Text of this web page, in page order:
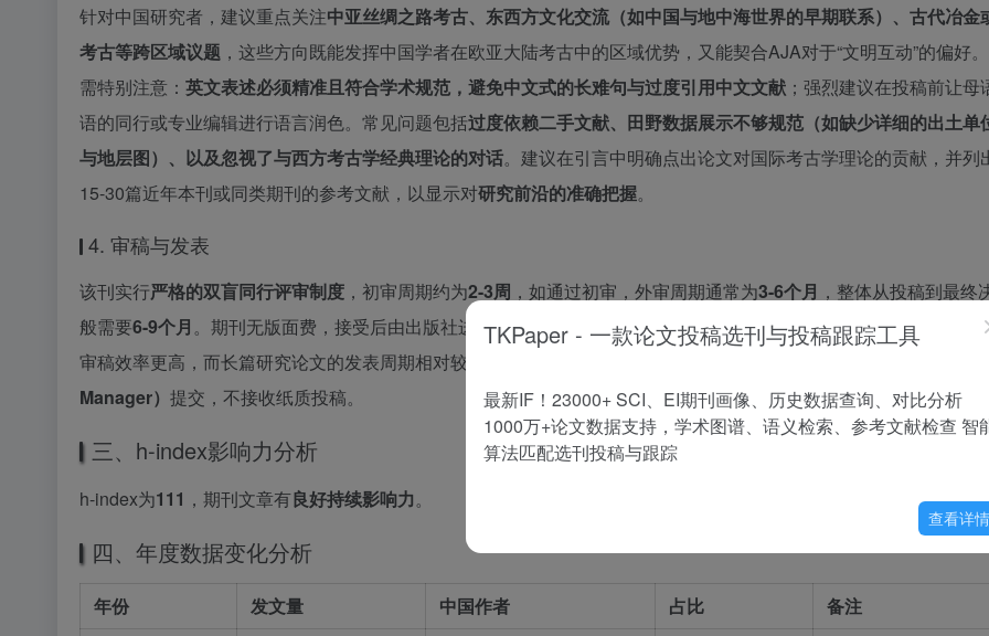
针对中国研究者，建议重点关注中亚丝绸之路考古、东西方文化交流（如中国与地中海世界的早期联系）、古代冶金
考古等跨区域议题 ，这些方向既能发挥中国学者在欧亚大陆考古中的区域优势，又能契合AJA对于“文明互动”的偏好
需特别注意： 英文表述必须精准且符合学术规范，避免中文式的长难句与过度引用中文文献 ；强烈建议在投稿前让母
语的同行或专业编辑进行语言润色。常见问题包括过度依赖二手文献、田野数据展示不够规范（如缺少详细的出土单
与地层图）、以及忽视了与西方考古学经典理论的对话。建议在引言中明确点出论文对国际考古学理论的贡献，并列
15-30篇近年本刊或同类期刊的参考文献，以显示对研究前沿的准确把握。
4. 审稿与发表
该刊实行严格的双盲同行评审制度 ，初审周期约为2-3周 ，如通过初审，外审周期通常为3-6个月 ，整体从投稿到最终
般需要6-9个月 。期刊无版面费，接受后由出版社进行排版校对，发表周期约为4-6个月。需要注意的是，书评与短篇
审稿效率更高，而长篇研究论文的发表周期相对较长。所有稿件均需通过
Manager） 提交，不接收纸质投稿。
三、h-index影响力分析
h-index为111 ，期刊文章有良好持续影响力。
四、年度数据变化分析
年份 发文量 中国作者 占比
备注
TKPaper - 一款论文投稿选刊与投稿跟踪工具
最新IF！23000+ SCI、EI期刊画像、历史数据查询、对比分析
1000万+论文数据支持，学术图谱、语义检索、参考文献检查 智
算法匹配选刊投稿与跟踪
查看详情